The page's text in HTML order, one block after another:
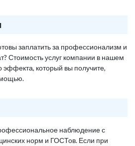
заплатить за профессионализм и
Стоимость услуг компании в нашем
эффекта, который вы получите,
наблюдение с
норм и ГОСТов. Если при